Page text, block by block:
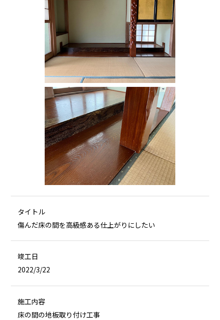
タイトル
傷んだ床の間を高級感ある仕上がりにしたい
竣工日
2022/3/22
施工内容
床の間の地板取り付け工事